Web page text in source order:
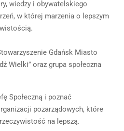
wiedzy i obywatelskiego
w której marzenia o lepszym
Gdańsk Miasto
Wielki” oraz grupa społeczna
Społeczną i poznać
pozarządowych, które
na lepszą.